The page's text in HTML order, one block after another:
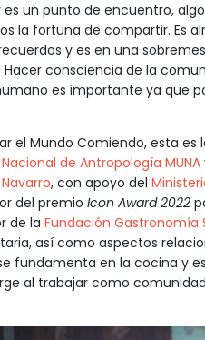
es un punto de encuentro,
la fortuna de compartir. Es
y es en una
Hacer consciencia de la
es importante ya que
el Mundo Comiendo, esta es
de Antropología MUNA
, con apoyo del
del premio Icon Award 2022
de la Fundación Gastronomía
así como aspectos
fundamenta en la cocina y
al trabajar como